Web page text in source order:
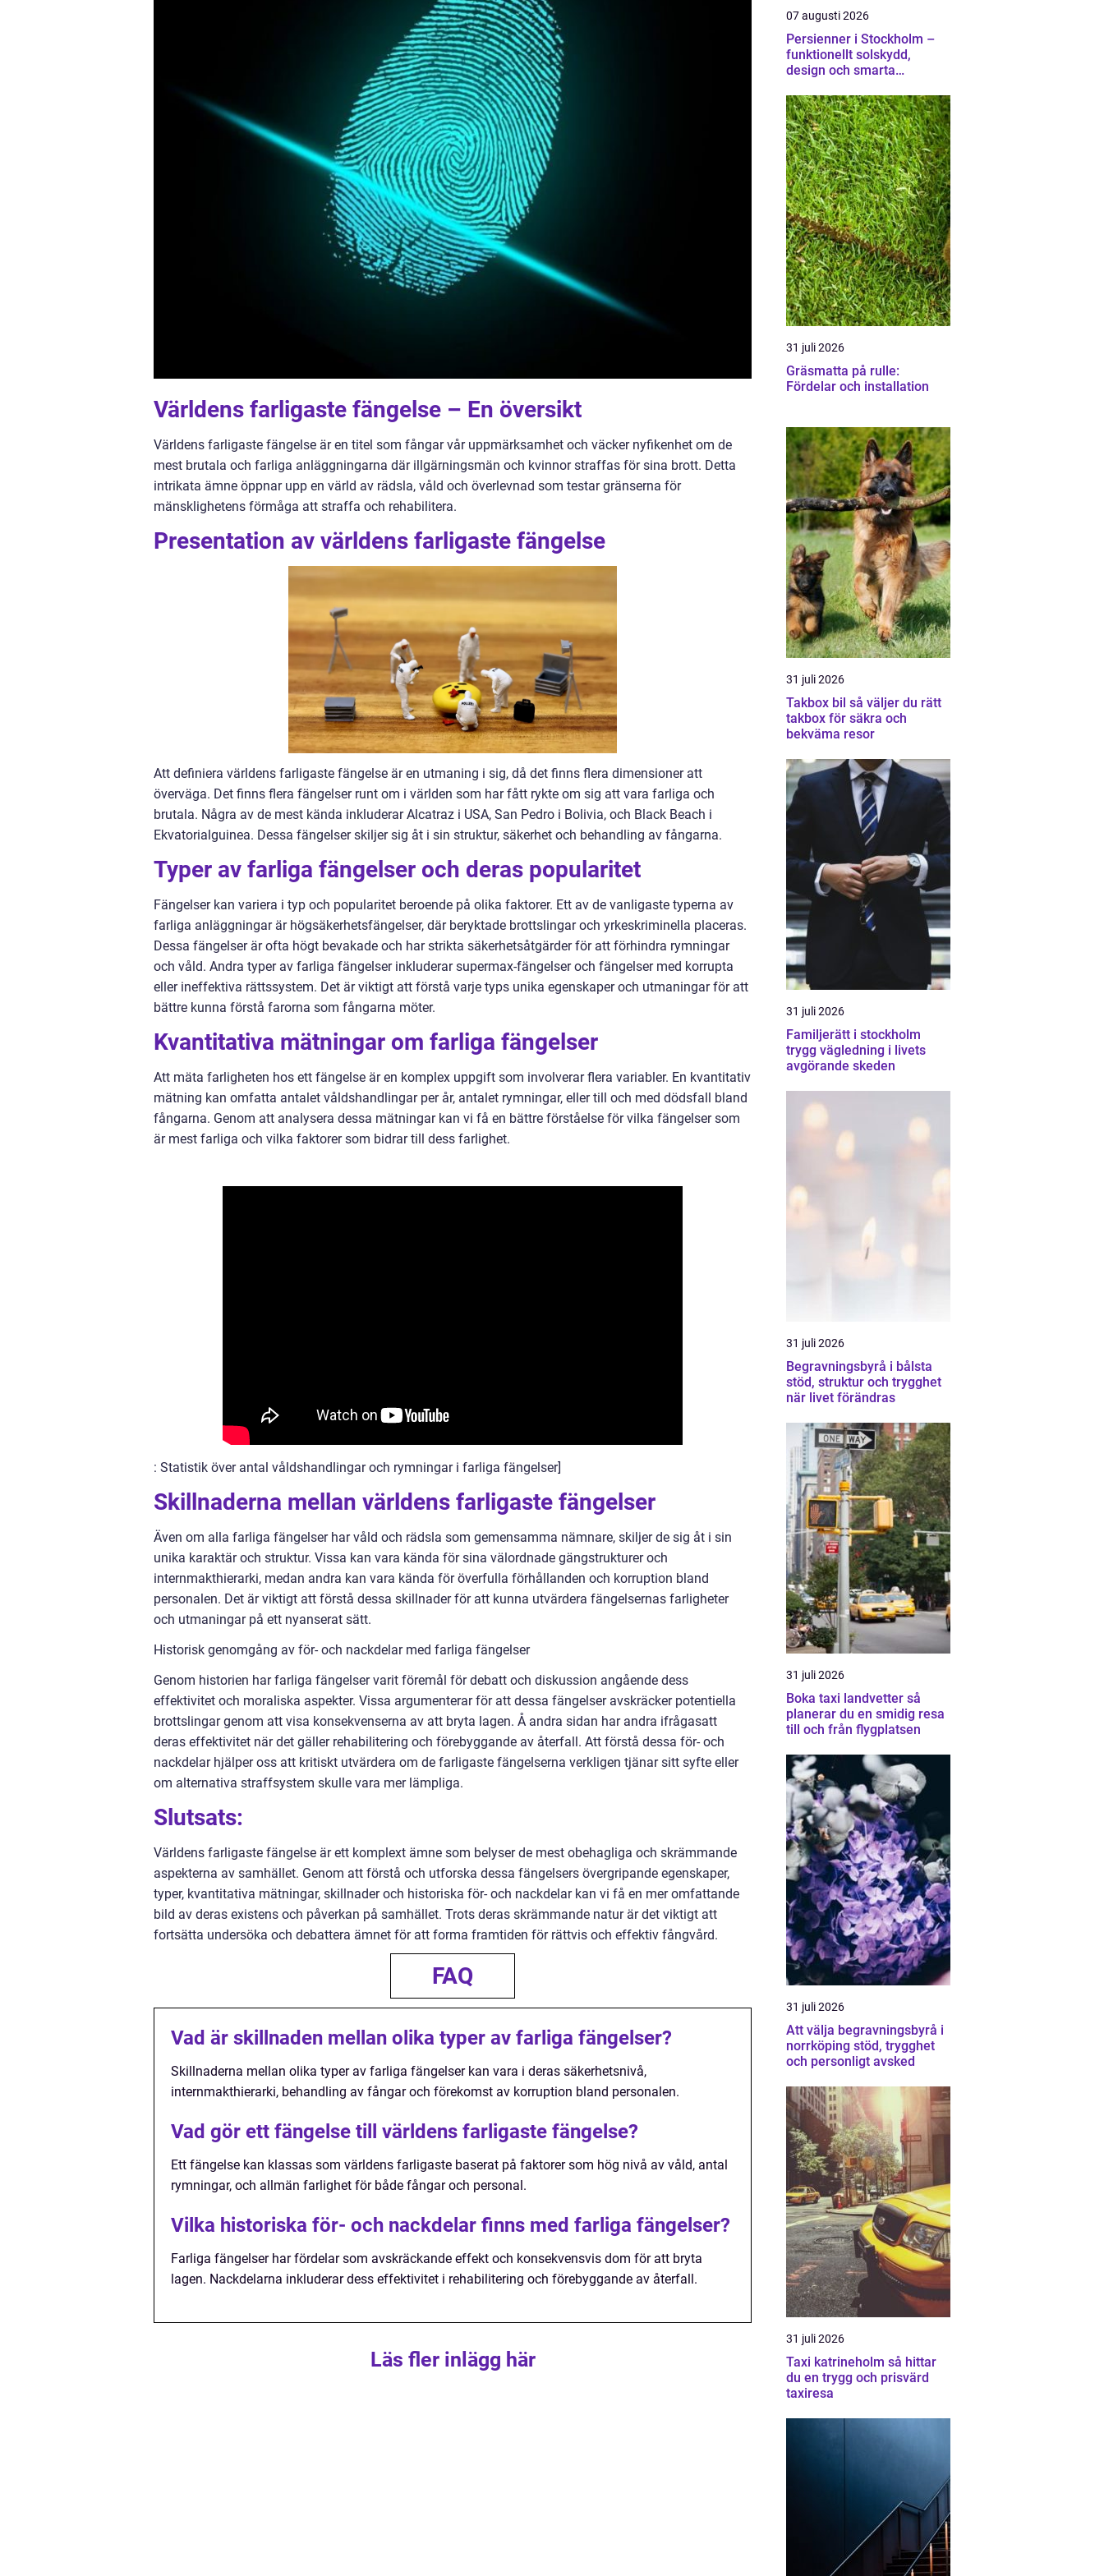
Världens farligaste fängelse – En översikt
Världens farligaste fängelse är en titel som fångar vår uppmärksamhet och väcker nyfikenhet om de
mest brutala och farliga anläggningarna där illgärningsmän och kvinnor straffas för sina brott. Detta
intrikata ämne öppnar upp en värld av rädsla, våld och överlevnad som testar gränserna för
mänsklighetens förmåga att straffa och rehabilitera.
Presentation av världens farligaste fängelse
Att definiera världens farligaste fängelse är en utmaning i sig, då det finns flera dimensioner att
överväga. Det finns flera fängelser runt om i världen som har fått rykte om sig att vara farliga och
brutala. Några av de mest kända inkluderar Alcatraz i USA, San Pedro i Bolivia, och Black Beach i
Ekvatorialguinea. Dessa fängelser skiljer sig åt i sin struktur, säkerhet och behandling av fångarna.
Typer av farliga fängelser och deras popularitet
Fängelser kan variera i typ och popularitet beroende på olika faktorer. Ett av de vanligaste typerna av
farliga anläggningar är högsäkerhetsfängelser, där beryktade brottslingar och yrkeskriminella placeras.
Dessa fängelser är ofta högt bevakade och har strikta säkerhetsåtgärder för att förhindra rymningar
och våld. Andra typer av farliga fängelser inkluderar supermax-fängelser och fängelser med korrupta
eller ineffektiva rättssystem. Det är viktigt att förstå varje typs unika egenskaper och utmaningar för att
bättre kunna förstå farorna som fångarna möter.
Kvantitativa mätningar om farliga fängelser
Att mäta farligheten hos ett fängelse är en komplex uppgift som involverar flera variabler. En kvantitativ
mätning kan omfatta antalet våldshandlingar per år, antalet rymningar, eller till och med dödsfall bland
fångarna. Genom att analysera dessa mätningar kan vi få en bättre förståelse för vilka fängelser som
är mest farliga och vilka faktorer som bidrar till dess farlighet.
: Statistik över antal våldshandlingar och rymningar i farliga fängelser]
Skillnaderna mellan världens farligaste fängelser
Även om alla farliga fängelser har våld och rädsla som gemensamma nämnare, skiljer de sig åt i sin
unika karaktär och struktur. Vissa kan vara kända för sina välordnade gängstrukturer och
internmakthierarki, medan andra kan vara kända för överfulla förhållanden och korruption bland
personalen. Det är viktigt att förstå dessa skillnader för att kunna utvärdera fängelsernas farligheter
och utmaningar på ett nyanserat sätt.
Historisk genomgång av för- och nackdelar med farliga fängelser
Genom historien har farliga fängelser varit föremål för debatt och diskussion angående dess
effektivitet och moraliska aspekter. Vissa argumenterar för att dessa fängelser avskräcker potentiella
brottslingar genom att visa konsekvenserna av att bryta lagen. Å andra sidan har andra ifrågasatt
deras effektivitet när det gäller rehabilitering och förebyggande av återfall. Att förstå dessa för- och
nackdelar hjälper oss att kritiskt utvärdera om de farligaste fängelserna verkligen tjänar sitt syfte eller
om alternativa straffsystem skulle vara mer lämpliga.
Slutsats:
Världens farligaste fängelse är ett komplext ämne som belyser de mest obehagliga och skrämmande
aspekterna av samhället. Genom att förstå och utforska dessa fängelsers övergripande egenskaper,
typer, kvantitativa mätningar, skillnader och historiska för- och nackdelar kan vi få en mer omfattande
bild av deras existens och påverkan på samhället. Trots deras skrämmande natur är det viktigt att
fortsätta undersöka och debattera ämnet för att forma framtiden för rättvis och effektiv fångvård.
FAQ
Vad är skillnaden mellan olika typer av farliga fängelser?
Skillnaderna mellan olika typer av farliga fängelser kan vara i deras säkerhetsnivå,
internmakthierarki, behandling av fångar och förekomst av korruption bland personalen.
Vad gör ett fängelse till världens farligaste fängelse?
Ett fängelse kan klassas som världens farligaste baserat på faktorer som hög nivå av våld, antal
rymningar, och allmän farlighet för både fångar och personal.
Vilka historiska för- och nackdelar finns med farliga fängelser?
Farliga fängelser har fördelar som avskräckande effekt och konsekvensvis dom för att bryta
lagen. Nackdelarna inkluderar dess effektivitet i rehabilitering och förebyggande av återfall.
Läs fler inlägg här
07 augusti 2026
Persienner i Stockholm –
funktionellt solskydd,
design och smarta
kontor
31 juli 2026
Gräsmatta på rulle:
Fördelar och installation
31 juli 2026
Takbox bil så väljer du rätt
takbox för säkra och
bekväma resor
31 juli 2026
Familjerätt i stockholm
trygg vägledning i livets
avgörande skeden
31 juli 2026
Begravningsbyrå i bålsta
stöd, struktur och trygghet
när livet förändras
31 juli 2026
Boka taxi landvetter så
planerar du en smidig resa
till och från flygplatsen
31 juli 2026
Att välja begravningsbyrå i
norrköping stöd, trygghet
och personligt avsked
31 juli 2026
Taxi katrineholm så hittar
du en trygg och prisvärd
taxiresa